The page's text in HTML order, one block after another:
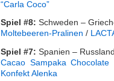
“Carla Coco”
Spiel #8: Schweden –
Moltebeeren-Pralinen /
Spiel #7: Spanien –
Cacao Sampaka Chocolate
Konfekt Alenka